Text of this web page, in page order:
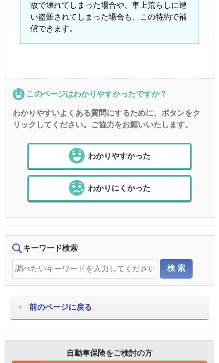
故で壊れてしまった場合や、車上荒らしに遭
い盗難されてしまった場合も、この特約で補
償できます。
このページはわかりやすかったですか？
わかりやすいよくある質問にするために、ボタンをク
リックしてください。ご協力をお願いいたします。
わかりやすかった
わかりにくかった
キーワード検索
前のページに戻る
自動車保険をご検討の方